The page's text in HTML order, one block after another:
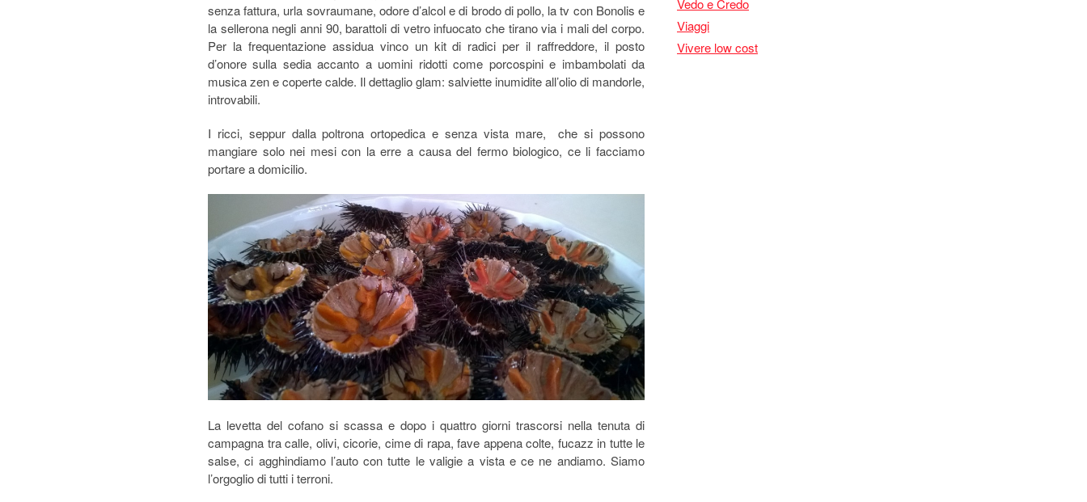
senza fattura, urla sovraumane, odore d’alcol e di brodo di pollo, la tv con Bonolis e
la sellerona negli anni 90, barattoli di vetro infuocato che tirano via i mali del corpo.
Per la frequentazione assidua vinco un kit di radici per il raffreddore, il posto
d’onore sulla sedia accanto a uomini ridotti come porcospini e imbambolati da
musica zen e coperte calde. Il dettaglio glam: salviette inumidite all’olio di mandorle,
introvabili.
I ricci, seppur dalla poltrona ortopedica e senza vista mare, che si possono
mangiare solo nei mesi con la erre a causa del fermo biologico, ce li facciamo
portare a domicilio.
La levetta del cofano si scassa e dopo i quattro giorni trascorsi nella tenuta di
campagna tra calle, olivi, cicorie, cime di rapa, fave appena colte, fucazz in tutte le
salse, ci agghindiamo l’auto con tutte le valigie a vista e ce ne andiamo. Siamo
l’orgoglio di tutti i terroni.
Vedo e Credo
Viaggi
Vivere low cost